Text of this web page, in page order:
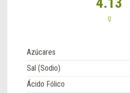
g
Azúcares
Sal (Sodio)
Ácido Fólico